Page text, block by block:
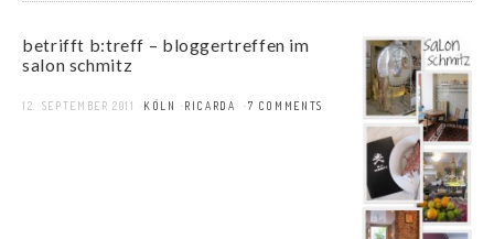
betrifft b:treff – bloggertreffen im
salon schmitz
12. SEPTEMBER 2011 KÖLN RICARDA 7 COMMENTS